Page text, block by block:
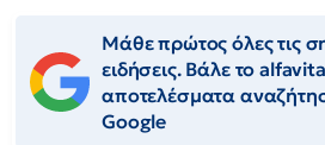
Μάθε πρώτος όλες τις
ειδήσεις. Βάλε το
αποτελέσματα
Google